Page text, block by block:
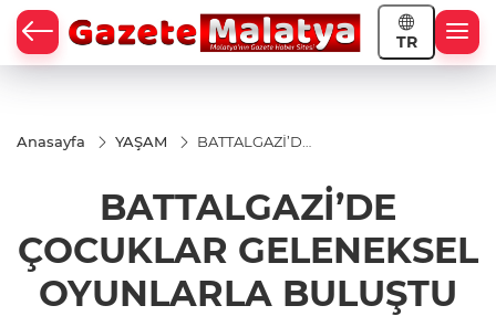
TR
Anasayfa YAŞAM
BATTALGAZİ’DE
OYUNLARLA
BULUŞTU
BATTALGAZİ’DE
ÇOCUKLAR GELENEKSEL
OYUNLARLA BULUŞTU